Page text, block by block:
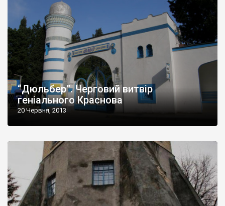
“Дюльбер”. Черговий витвір
геніального Краснова
20 Червня, 2013